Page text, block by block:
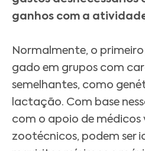
ganhos com a
Normalmente, o primeiro
gado em grupos com
semelhantes, como
lactação. Com base
com o apoio de médicos
zootécnicos, podem ser